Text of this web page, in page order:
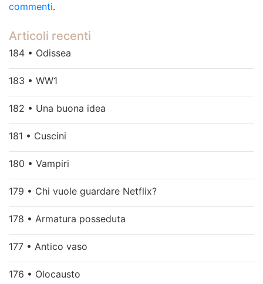
commenti.
Articoli recenti
184 • Odissea
183 • WW1
182 • Una buona idea
181 • Cuscini
180 • Vampiri
179 • Chi vuole guardare Netflix?
178 • Armatura posseduta
177 • Antico vaso
176 • Olocausto